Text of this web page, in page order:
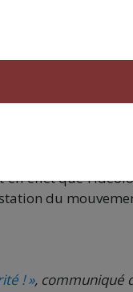
»
existe et que
compris que
ensemble, au
dénonce les
effet que
du
! », communiqué